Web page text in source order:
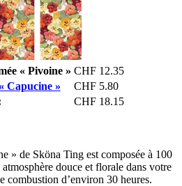
« Pivoine » CHF 12.35
Capucine »
CHF 5.80
CHF 18.15
» de Sköna Ting est composée à 100
douce et florale dans votre
combustion d’environ 30 heures.